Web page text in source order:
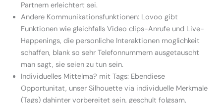
Partnern erleichtert sei.
Andere Kommunikationsfunktionen: Lovoo gibt
Funktionen wie gleichfalls Video clips-Anrufe und Live-
Happenings, die personliche Interaktionen moglichkeit
schaffen, blank so sehr Telefonnummern ausgetauscht
man sagt, sie seien zu tun sein.
Individuelles Mittelma? mit Tags: Ebendiese
Opportunitat, unser Silhouette via individuelle Merkmale
(Tags) dahinter vorbereitet sein, geschult folgsam,